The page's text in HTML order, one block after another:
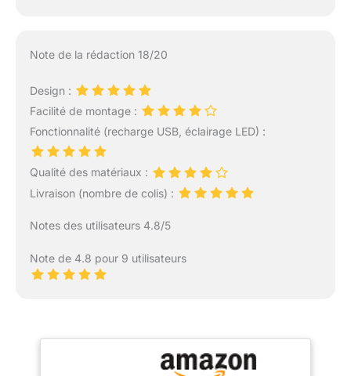
Note de la rédaction 18/20
Design :
Facilité de montage :
Fonctionnalité (recharge USB, éclairage LED) :
Qualité des matériaux :
Livraison (nombre de colis) :
Notes des utilisateurs 4.8/5
Note de 4.8 pour 9 utilisateurs